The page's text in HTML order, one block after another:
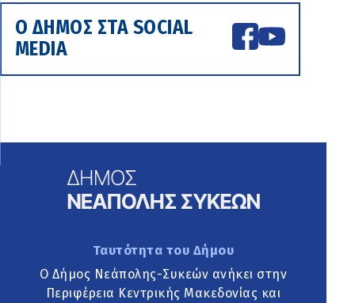
Ο ΔΗΜΟΣ ΣΤΑ SOCIAL
MEDIA
Ταυτότητα του Δήμου
Ο Δήμος Νεάπολης-Συκεών ανήκει στην
Περιφέρεια Κεντρικής Μακεδονίας και